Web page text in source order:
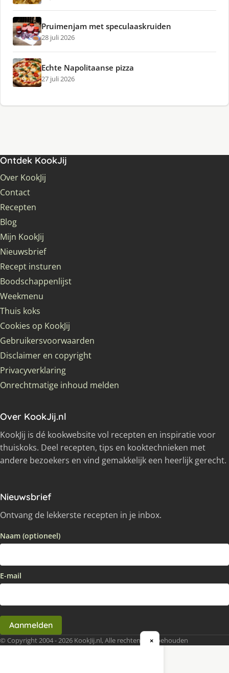
Pruimenjam met speculaaskruiden
28 juli 2026
Echte Napolitaanse pizza
27 juli 2026
Ontdek KookJij
Over KookJij
Contact
Recepten
Blog
Mijn KookJij
Nieuwsbrief
Recept insturen
Boodschappenlijst
Weekmenu
Thuis koks
Cookies op KookJij
Gebruikersvoorwaarden
Disclaimer en copyright
Privacyverklaring
Onrechtmatige inhoud melden
Over KookJij.nl
KookJij is dé kookwebsite vol recepten en inspiratie voor
thuiskoks. Deel recepten, tips en kooktechnieken met
andere bezoekers en vind gemakkelijk een heerlijk gerecht.
Nieuwsbrief
Ontvang de lekkerste recepten in je inbox.
Naam (optioneel)
E-mail
Aanmelden
© Copyright 2004 - 2026 KookJij.nl, Alle rechten voorbehouden
×